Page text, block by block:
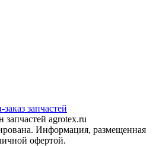
запчастей
запчастей agrotex.ru
Информация, размещенная
офертой.